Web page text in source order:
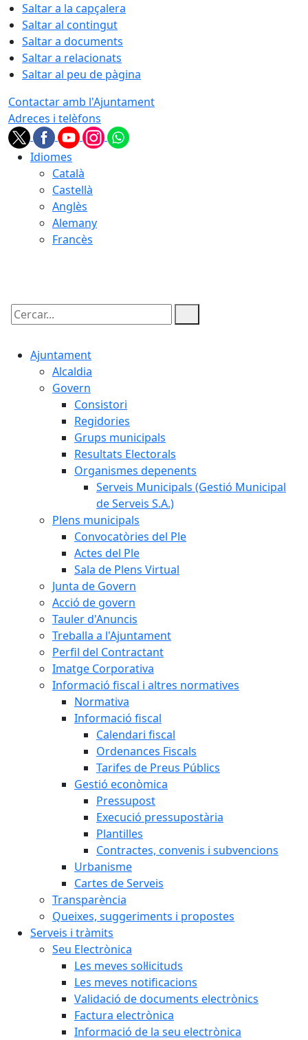
Saltar a la capçalera
Saltar al contingut
Saltar a documents
Saltar a relacionats
Saltar al peu de pàgina
Contactar amb l'Ajuntament
Adreces i telèfons
Idiomes
Català
Castellà
Anglès
Alemany
Francès
Cercar:
Ajuntament
Alcaldia
Govern
Consistori
Regidories
Grups municipals
Resultats Electorals
Organismes depenents
Serveis Municipals (Gestió Municipal
de Serveis S.A.)
Plens municipals
Convocatòries del Ple
Actes del Ple
Sala de Plens Virtual
Junta de Govern
Acció de govern
Tauler d'Anuncis
Treballa a l'Ajuntament
Perfil del Contractant
Imatge Corporativa
Informació fiscal i altres normatives
Normativa
Informació fiscal
Calendari fiscal
Ordenances Fiscals
Tarifes de Preus Públics
Gestió econòmica
Pressupost
Execució pressupostària
Plantilles
Contractes, convenis i subvencions
Urbanisme
Cartes de Serveis
Transparència
Queixes, suggeriments i propostes
Serveis i tràmits
Seu Electrònica
Les meves sol·licituds
Les meves notificacions
Validació de documents electrònics
Factura electrònica
Informació de la seu electrònica